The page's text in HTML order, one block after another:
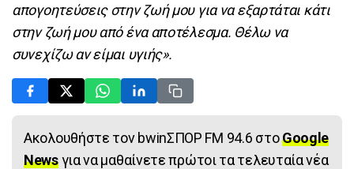
απογοητεύσεις στην ζωή μου για να εξαρτάται κάτι
στην ζωή μου από ένα αποτέλεσμα. Θέλω να
συνεχίζω αν είμαι υγιής».
Ακολουθήστε τον bwinΣΠΟΡ FM 94.6 στοGoogle
Newsγια να μαθαίνετε πρώτοι τα τελευταία νέα